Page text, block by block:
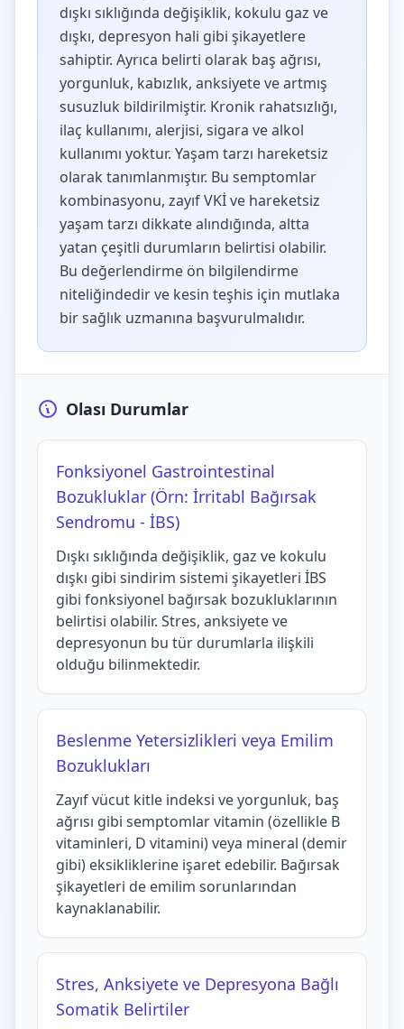
dışkı sıklığında değişiklik, kokulu gaz ve
dışkı, depresyon hali gibi şikayetlere
sahiptir. Ayrıca belirti olarak baş ağrısı,
yorgunluk, kabızlık, anksiyete ve artmış
susuzluk bildirilmiştir. Kronik rahatsızlığı,
ilaç kullanımı, alerjisi, sigara ve alkol
kullanımı yoktur. Yaşam tarzı hareketsiz
olarak tanımlanmıştır. Bu semptomlar
kombinasyonu, zayıf VKİ ve hareketsiz
yaşam tarzı dikkate alındığında, altta
yatan çeşitli durumların belirtisi olabilir.
Bu değerlendirme ön bilgilendirme
niteliğindedir ve kesin teşhis için mutlaka
bir sağlık uzmanına başvurulmalıdır.
Olası Durumlar
Fonksiyonel Gastrointestinal
Bozukluklar (Örn: İrritabl Bağırsak
Sendromu - İBS)
Dışkı sıklığında değişiklik, gaz ve kokulu
dışkı gibi sindirim sistemi şikayetleri İBS
gibi fonksiyonel bağırsak bozukluklarının
belirtisi olabilir. Stres, anksiyete ve
depresyonun bu tür durumlarla ilişkili
olduğu bilinmektedir.
Beslenme Yetersizlikleri veya Emilim
Bozuklukları
Zayıf vücut kitle indeksi ve yorgunluk, baş
ağrısı gibi semptomlar vitamin (özellikle B
vitaminleri, D vitamini) veya mineral (demir
gibi) eksikliklerine işaret edebilir. Bağırsak
şikayetleri de emilim sorunlarından
kaynaklanabilir.
Stres, Anksiyete ve Depresyona Bağlı
Somatik Belirtiler